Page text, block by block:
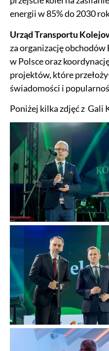
energii w 85% do 2030
Urząd Transportu
za organizację
w Polsce oraz
projektów, które
świadomości i
Poniżej kilka zdjęć z Gali